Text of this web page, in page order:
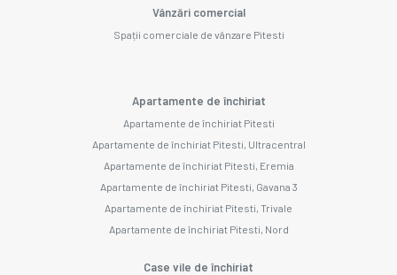
Vânzări comercial
Spații comerciale de vânzare Pitesti
Apartamente de închiriat
Apartamente de închiriat Pitesti
Apartamente de închiriat Pitesti, Ultracentral
Apartamente de închiriat Pitesti, Eremia
Apartamente de închiriat Pitesti, Gavana 3
Apartamente de închiriat Pitesti, Trivale
Apartamente de închiriat Pitesti, Nord
Case vile de închiriat